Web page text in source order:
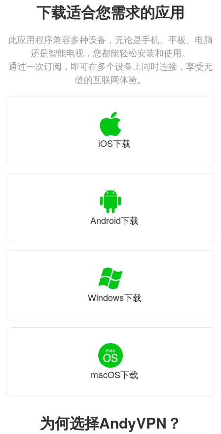
为何选择AndyVPN？
下载适合您需求的应用
此应用程序兼容多种设备，无论是手机、平板、电脑
还是智能电视，您都能轻松安装和使用。
通过一次订阅，即可在多个设备上同时连接，享受无
缝的互联网体验。
iOS下载
Android下载
Windows下载
macOS下载